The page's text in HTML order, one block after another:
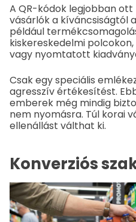
A QR-kódok legjobban ott
vásárlók a kíváncsiságtól
például
kiskereskedelmi
vagy nyomtatott
Csak egy speciális
agresszív értékesítést.
emberek még mindig
nem nyomásra. Túl korai
ellenállást válthat ki.
Konverziós